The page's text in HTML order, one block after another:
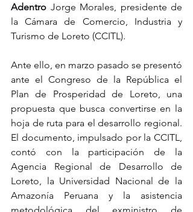
Adentro Jorge Morales, presidente de
la Cámara de Comercio, Industria y
Turismo de Loreto (CCITL).
Ante ello, en marzo pasado se presentó
ante el Congreso de la República el
Plan de Prosperidad de Loreto, una
propuesta que busca convertirse en la
hoja de ruta para el desarrollo regional.
El documento, impulsado por la CCITL,
contó con la participación de la
Agencia Regional de Desarrollo de
Loreto, la Universidad Nacional de la
Amazonía Peruana y la asistencia